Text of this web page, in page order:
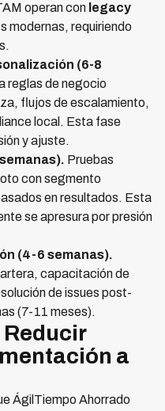
operan con legacy
modernas, requiriendo
(6-8
reglas de negocio
flujos de escalamiento,
local. Esta fase
y ajuste.
Pruebas
con segmento
en resultados. Esta
se apresura por presión
(4-6 semanas).
capacitación de
de issues post-
(7-11 meses).
a
ÁgilTiempo Ahorrado